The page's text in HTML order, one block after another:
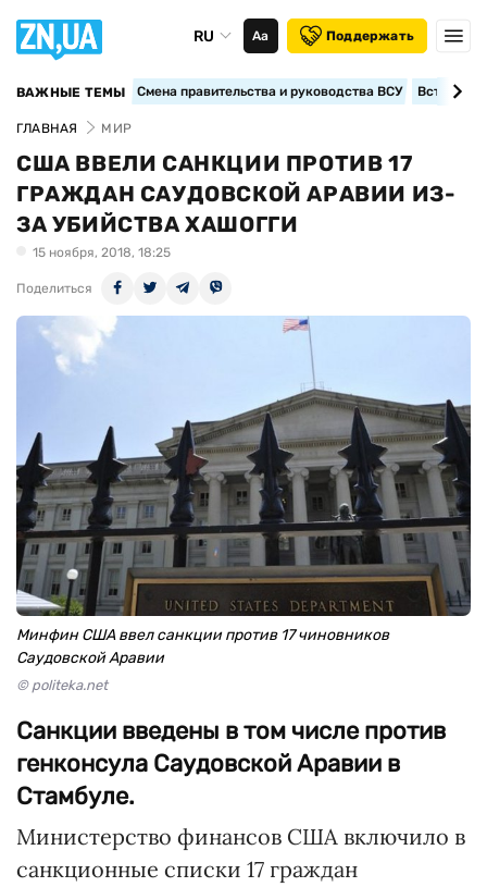
RU Аа Поддержать
ВАЖНЫЕ ТЕМЫ Смена правительства и руководства ВСУ
ГЛАВНАЯ МИР
США ВВЕЛИ САНКЦИИ ПРОТИВ 17
ГРАЖДАН CАУДОВСКОЙ АРАВИИ ИЗ-
ЗА УБИЙСТВА ХАШОГГИ
15 ноября, 2018, 18:25
Поделиться
Минфин США ввел санкции против 17 чиновников
Саудовской Аравии
© politeka.net
Санкции введены в том числе против
генконсула Саудовской Аравии в
Стамбуле.
Министерство финансов США включило в
санкционные списки 17 граждан